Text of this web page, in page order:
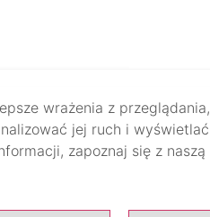
wrażenia z przeglądania,
jej ruch i wyświetlać
zapoznaj się z naszą